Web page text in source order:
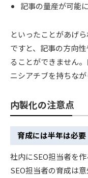
記事の量産が可能
といったことがあげ
ですと、記事の方向
ることができません
ニシアチブを持ちな
内製化の注意点
育成には半年は必要
社内にSEO担当者を作
SEO担当者の育成は